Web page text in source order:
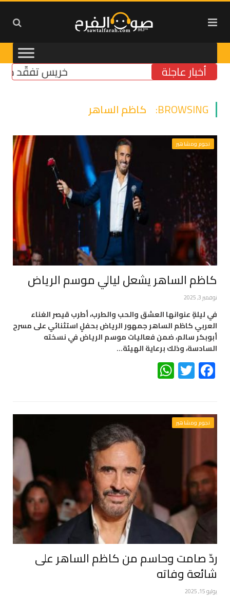
أخبار عاجلة خريس تفقّد مركز
BROWSING: كاظم الساهر
نجوم ومشاهير
كاظم الساهر يشعل ليالي موسم الرياض
نوفمبر 3, 2025
في ليلةٍ عنوانها العشق والحب والطرب، أطرب قيصر الغناء
العربي كاظم الساهر جمهور الرياض بحفلٍ استثنائي على مسرح
أبوبكر سالم، ضمن فعاليات موسم الرياض في نسخته
السادسة، وذلك برعاية الهيئة…
Facebook
Twitter
نجوم ومشاهير
ردّ صامت وحاسم من كاظم الساهر على
شائعة وفاته
يوليو 15, 2025